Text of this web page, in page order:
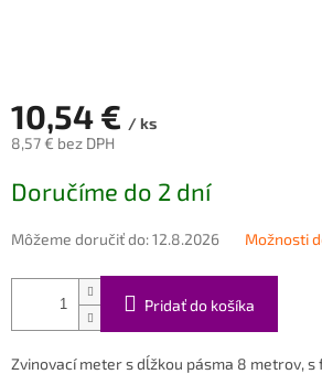
10,54 € / ks
8,57 € bez DPH
cena:
Doručíme do 2 dní
Môžeme doručiť do:12.8.2026 Možnosti
Pridať do košíka
Zvinovací meter s dĺžkou pásma 8 metrov,